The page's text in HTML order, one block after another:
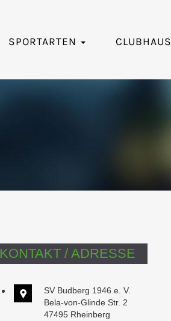
SPORTARTEN CLUBHAUS
KONTAKT / ADRESSE
SV Budberg 1946 e. V.
Bela-von-Glinde Str. 2
47495 Rheinberg